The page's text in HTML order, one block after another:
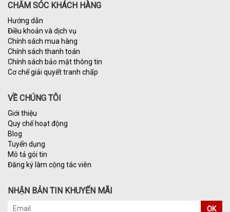
CHĂM SÓC KHÁCH HÀNG
Hướng dẫn
Điều khoản và dịch vụ
Chính sách mua hàng
Chính sách thanh toán
Chính sách bảo mật thông tin
Cơ chế giải quyết tranh chấp
VỀ CHÚNG TÔI
Giới thiệu
Quy chế hoạt động
Blog
Tuyển dụng
Mô tả gói tin
Đăng ký làm cộng tác viên
NHẬN BẢN TIN KHUYẾN MÃI
OK